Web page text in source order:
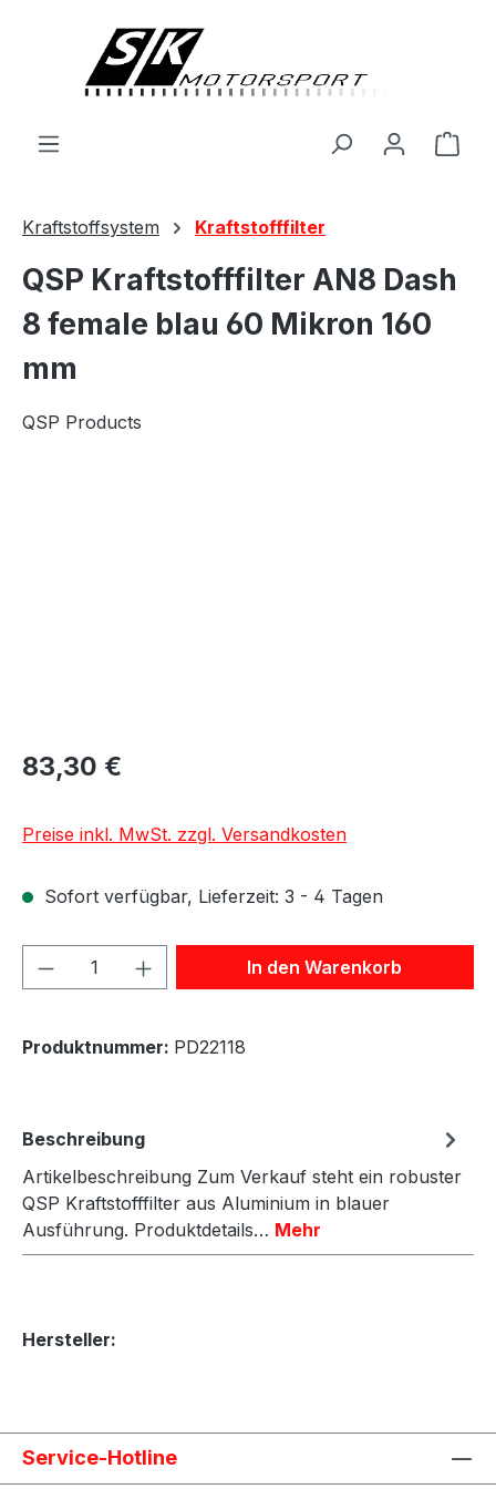
Kraftstoffsystem Kraftstofffilter
QSP Kraftstofffilter AN8 Dash
8 female blau 60 Mikron 160
mm
QSP Products
83,30 €
Preise inkl. MwSt. zzgl. Versandkosten
Sofort verfügbar, Lieferzeit: 3 - 4 Tagen
Produkt Anzahl: Gib denIn den Warenkorb
Produktnummer: PD22118
Beschreibung
Artikelbeschreibung Zum Verkauf steht ein robuster
QSP Kraftstofffilter aus Aluminium in blauer
Ausführung. Produktdetails… Mehr
Hersteller:
Service-Hotline